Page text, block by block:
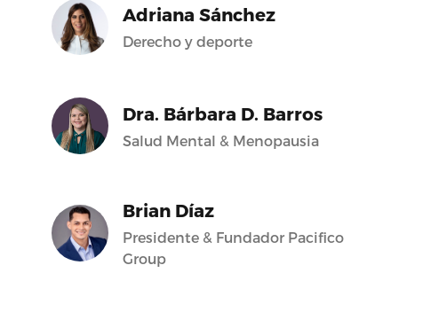
Adriana Sánchez
Derecho y deporte
Dra. Bárbara D. Barros
Salud Mental & Menopausia
Brian Díaz
Presidente & Fundador Pacifico
Group